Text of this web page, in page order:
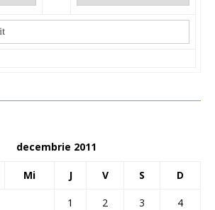
decembrie 2011
Mi J V S D
1 2 3
4